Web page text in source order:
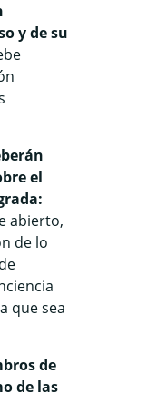
y de su
el
abierto,
de lo
que sea
de
de las